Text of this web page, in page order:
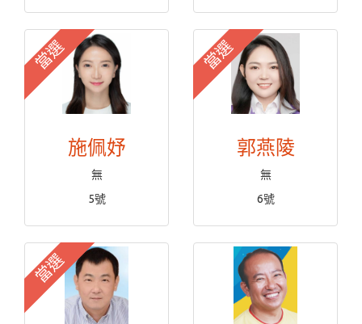
當選
施佩妤
無
5號
當選
郭燕陵
無
6號
當選